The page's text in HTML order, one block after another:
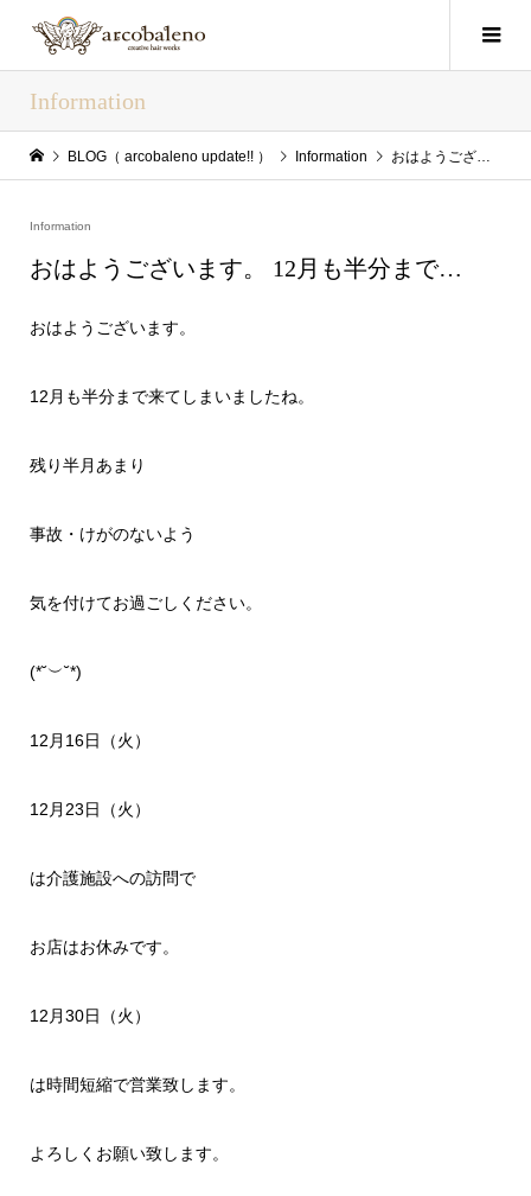
Information
BLOG（ arcobaleno update!! ） Information おはようございます。 12月も半分まで…
Information
おはようございます。 12月も半分まで…
おはようございます。
12月も半分まで来てしまいましたね。
残り半月あまり
事故・けがのないよう
気を付けてお過ごしください。
(*˘︶˘*)
12月16日（火）
12月23日（火）
は介護施設への訪問で
お店はお休みです。
12月30日（火）
は時間短縮で営業致します。
よろしくお願い致します。